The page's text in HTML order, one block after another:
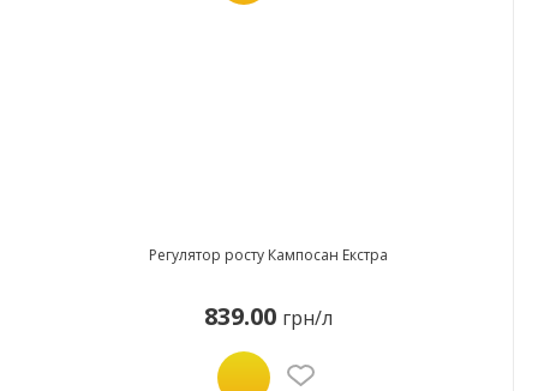
Регулятор росту Кампосан Екстра
839.00 грн/л